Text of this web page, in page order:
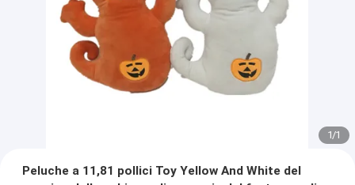
1/1
Peluche a 11,81 pollici Toy Yellow And White del